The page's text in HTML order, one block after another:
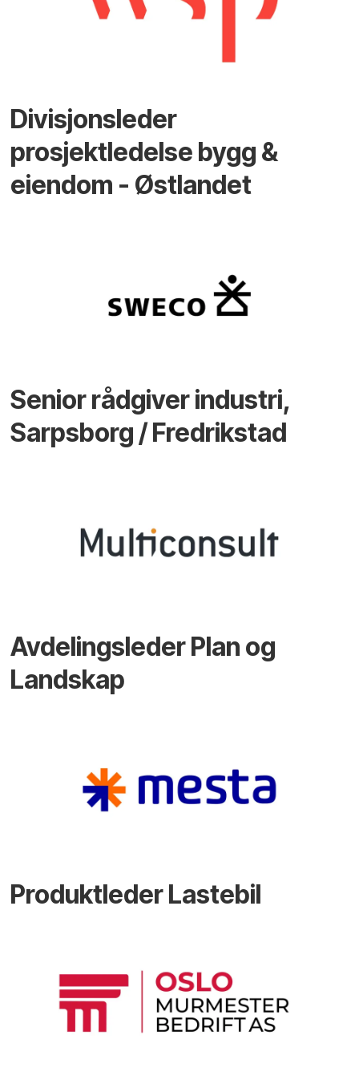
Divisjonsleder
prosjektledelse bygg &
eiendom - Østlandet
Senior rådgiver industri,
Sarpsborg / Fredrikstad
Avdelingsleder Plan og
Landskap
Produktleder Lastebil